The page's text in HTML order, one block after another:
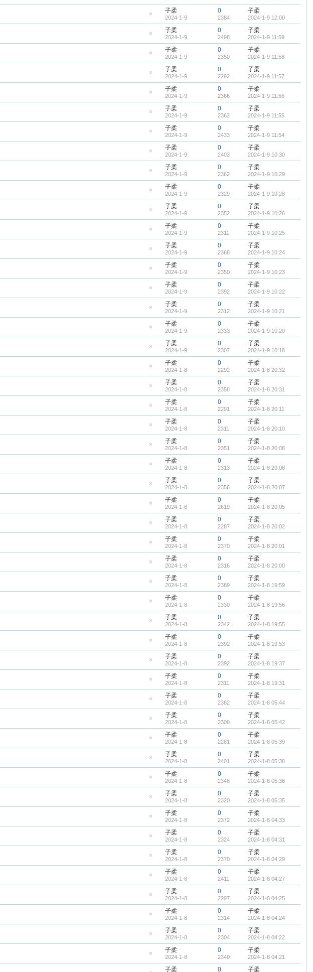
帖
藏
置
帖
藏
置
帖
子柔
2024-1-9
0
2384
子柔
2024-1-9 12:00
藏
置
帖
子柔
2024-1-9
0
2498
子柔
2024-1-9 11:59
藏
置
帖
子柔
2024-1-9
0
2350
子柔
2024-1-9 11:58
藏
置
帖
子柔
2024-1-9
0
2292
子柔
2024-1-9 11:57
藏
置
帖
子柔
2024-1-9
0
2366
子柔
2024-1-9 11:56
藏
置
帖
子柔
2024-1-9
0
2362
子柔
2024-1-9 11:55
藏
置
帖
子柔
2024-1-9
0
2433
子柔
2024-1-9 11:54
藏
置
帖
子柔
2024-1-9
0
2403
子柔
2024-1-9 10:30
藏
置
帖
子柔
2024-1-9
0
2362
子柔
2024-1-9 10:29
藏
置
帖
子柔
2024-1-9
0
2329
子柔
2024-1-9 10:28
藏
置
帖
子柔
2024-1-9
0
2352
子柔
2024-1-9 10:26
藏
置
帖
子柔
2024-1-9
0
2311
子柔
2024-1-9 10:25
藏
置
帖
子柔
2024-1-9
0
2368
子柔
2024-1-9 10:24
藏
置
帖
子柔
2024-1-9
0
2350
子柔
2024-1-9 10:23
藏
置
帖
子柔
2024-1-9
0
2392
子柔
2024-1-9 10:22
藏
置
帖
子柔
2024-1-9
0
2312
子柔
2024-1-9 10:21
藏
置
帖
子柔
2024-1-9
0
2333
子柔
2024-1-9 10:20
藏
置
帖
子柔
2024-1-9
0
2307
子柔
2024-1-9 10:18
藏
置
帖
子柔
2024-1-8
0
2292
子柔
2024-1-8 20:32
藏
置
帖
子柔
2024-1-8
0
2358
子柔
2024-1-8 20:31
藏
置
帖
子柔
2024-1-8
0
2291
子柔
2024-1-8 20:11
藏
置
帖
子柔
2024-1-8
0
2311
子柔
2024-1-8 20:10
藏
置
帖
子柔
2024-1-8
0
2351
子柔
2024-1-8 20:08
藏
置
帖
子柔
2024-1-8
0
2313
子柔
2024-1-8 20:08
藏
置
帖
子柔
2024-1-8
0
2356
子柔
2024-1-8 20:07
藏
置
帖
子柔
2024-1-8
0
2619
子柔
2024-1-8 20:05
藏
置
帖
子柔
2024-1-8
0
2287
子柔
2024-1-8 20:02
藏
置
帖
子柔
2024-1-8
0
2370
子柔
2024-1-8 20:01
藏
置
帖
子柔
2024-1-8
0
2316
子柔
2024-1-8 20:00
藏
置
帖
子柔
2024-1-8
0
2389
子柔
2024-1-8 19:59
藏
置
帖
子柔
2024-1-8
0
2330
子柔
2024-1-8 19:56
藏
置
帖
子柔
2024-1-8
0
2342
子柔
2024-1-8 19:55
藏
置
帖
子柔
2024-1-8
0
2392
子柔
2024-1-8 19:53
藏
置
帖
子柔
2024-1-8
0
2392
子柔
2024-1-8 19:37
藏
置
帖
子柔
2024-1-8
0
2311
子柔
2024-1-8 19:31
藏
置
帖
子柔
2024-1-8
0
2382
子柔
2024-1-8 05:44
藏
置
帖
子柔
2024-1-8
0
2309
子柔
2024-1-8 05:42
藏
置
帖
子柔
2024-1-8
0
2281
子柔
2024-1-8 05:39
藏
置
帖
子柔
2024-1-8
0
2401
子柔
2024-1-8 05:38
藏
置
帖
子柔
2024-1-8
0
2348
子柔
2024-1-8 05:36
藏
置
帖
子柔
2024-1-8
0
2320
子柔
2024-1-8 05:35
藏
置
帖
子柔
2024-1-8
0
2372
子柔
2024-1-8 04:33
藏
置
帖
子柔
2024-1-8
0
2324
子柔
2024-1-8 04:31
藏
置
帖
子柔
2024-1-8
0
2370
子柔
2024-1-8 04:29
藏
置
帖
子柔
2024-1-8
0
2411
子柔
2024-1-8 04:27
藏
置
帖
子柔
2024-1-8
0
2297
子柔
2024-1-8 04:25
藏
置
帖
子柔
2024-1-8
0
2314
子柔
2024-1-8 04:24
藏
置
帖
子柔
2024-1-8
0
2304
子柔
2024-1-8 04:22
藏
子柔
2024-1-8
0
2340
子柔
2024-1-8 04:21
子柔 0 子柔